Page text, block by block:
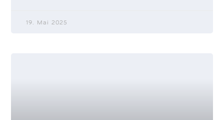
19. Mai 2025